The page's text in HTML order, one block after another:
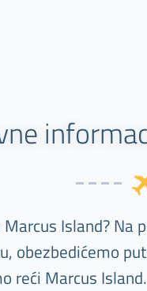
Island?
obezbedićemo
reći Marcus